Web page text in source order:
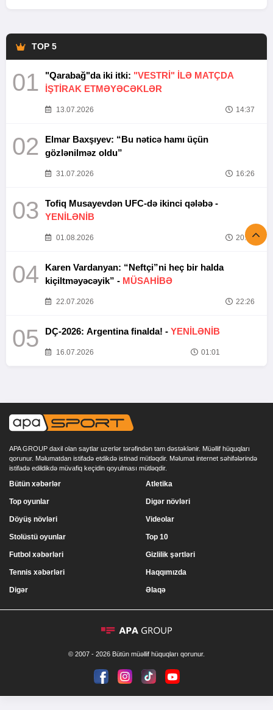
TOP 5
01 "Qarabağ"da iki itki: "VESTRİ" İLƏ MATÇDA
İŞTİRAK ETMƏYƏCƏKLƏR
13.07.2026 14:37
02
Elmar Baxşıyev: “Bu nəticə hamı üçün
gözlənilməz oldu”
31.07.2026 16:26
03
Tofiq Musayevdən UFC-də ikinci qələbə -
YENİLƏNİB
01.08.2026 20:52
04
Karen Vardanyan: “Neftçi”ni heç bir halda
kiçiltməyəcəyik” - MÜSAHİBƏ
22.07.2026 22:26
05 DÇ-2026: Argentina finalda! - YENİLƏNİB
16.07.2026 01:01
APA GROUP daxil olan saytlar uzerlər tərəfindən tam dəstəklənir. Müəllif hüquqları
qorunur. Məlumatdan istifadə etdikdə istinad mütləqdir. Məlumat internet səhifələrində
istifadə edildikdə müvafiq keçidin qoyulması mütləqdir.
Bütün xəbərlər
Top oyunlar
Döyüş növləri
Stolüstü oyunlar
Atletika
Digər növləri
Videolar
Top 10
Futbol xəbərləri
Tennis xəbərləri
Digər
Gizlilik şərtləri
Haqqımızda
Əlaqə
© 2007 - 2026 Bütün müəllif hüquqları qorunur.